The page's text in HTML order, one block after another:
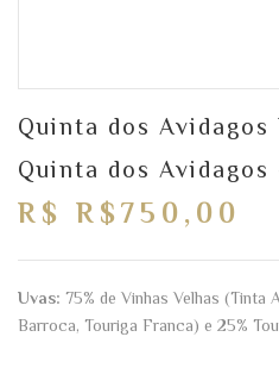
Quinta dos Avidagos
Quinta dos
R$ R$750,00
Uvas: 75% de Vinhas Velhas (Tinta
Barroca, Touriga Franca) e 25%